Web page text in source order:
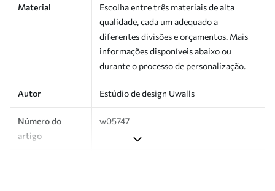
Material
Escolha entre três materiais de alta
qualidade, cada um adequado a
diferentes divisões e orçamentos. Mais
informações disponíveis abaixo ou
durante o processo de personalização.
Autor Estúdio de design Uwalls
Número do
artigo
w05747